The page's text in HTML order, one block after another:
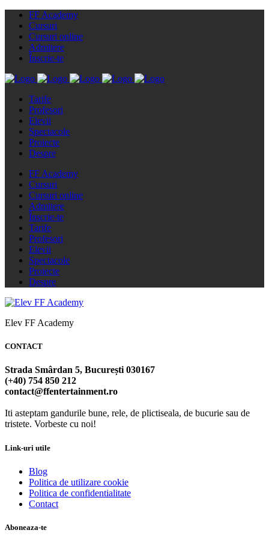
FF Academy
Cursuri
Cursuri online
Admitere
Înscrie-te
Tarife
Profesori
Elevii
Spectacole
Proiecte
Despre
FF Academy
Cursuri
Cursuri online
Admitere
Înscrie-te
Tarife
Profesori
Elevii
Spectacole
Proiecte
Despre
Elev FF Academy
CONTACT
Strada Smârdan 5, București 030167
(+40) 754 850 212
contact@ffentertainment.ro
Iti asteptam gandurile bune, rele, de plictiseala, de bucurie sau de
tristete. Vorbeste cu noi!
Link-uri utile
Blog
Politica de utilizare cookie
Politica de confidentialitate
Contact
Aboneaza-te